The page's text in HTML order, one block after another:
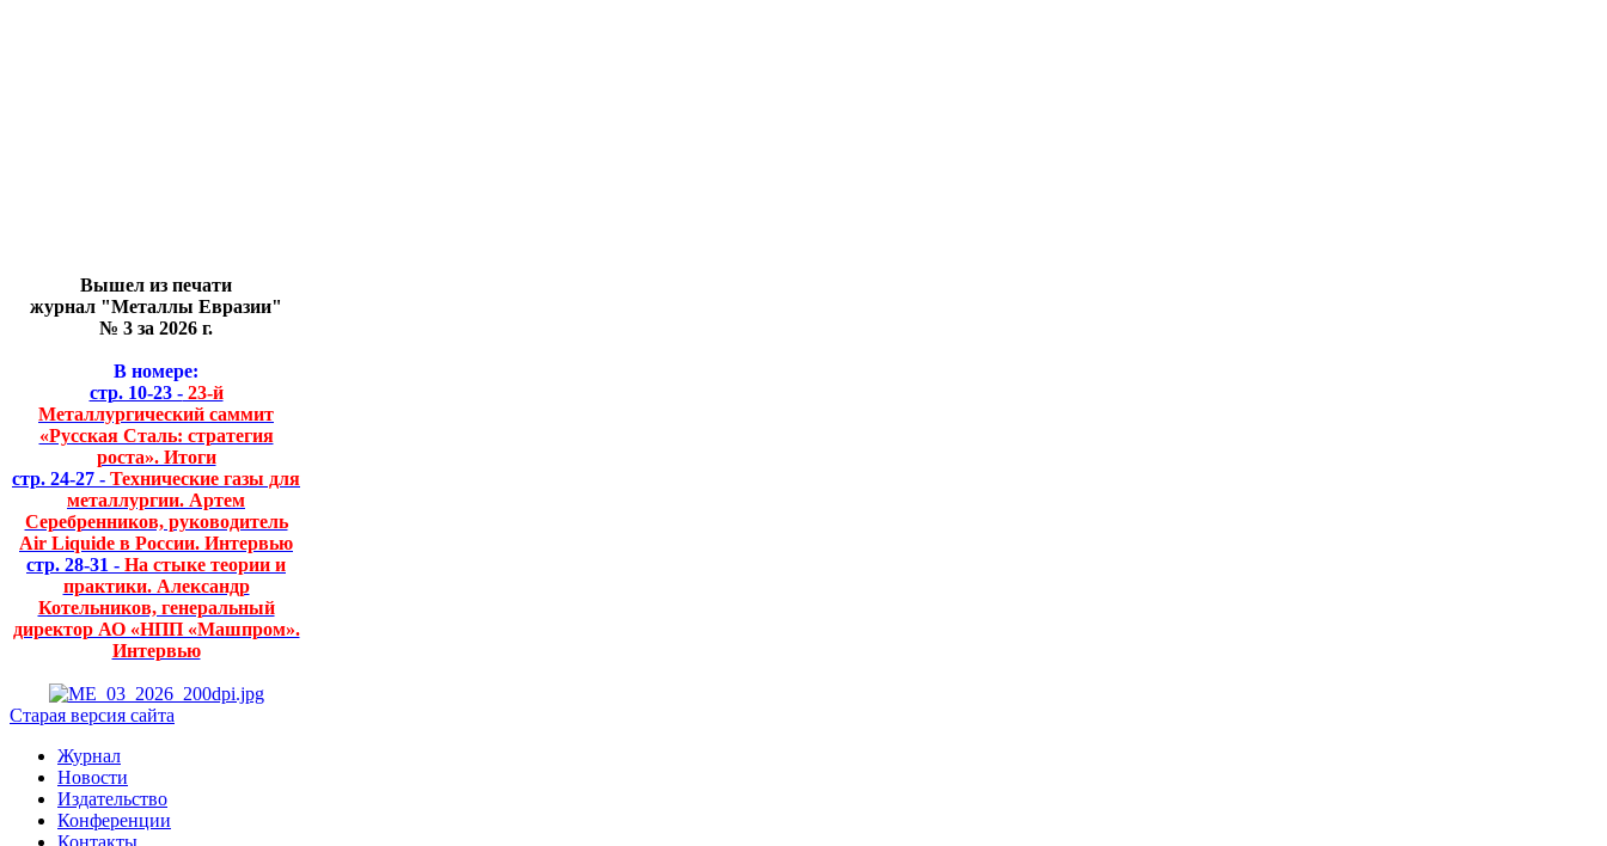
Вышел из печати
журнал "Металлы Евразии"
№ 3 за 2026 г.
В номере:
стр. 10-23 -23-й
Металлургический саммит
«Русская Сталь: стратегия
роста». Итоги
стр. 24-27 - Технические газы для
металлургии. Артем
Серебренников, руководитель
Air Liquide в России. Интервью
стр. 28-31 - На стыке теории и
практики. Александр
Котельников, генеральный
директор АО «НПП «Машпром».
Интервью
Старая версия сайта
Журнал
Новости
Издательство
Конференции